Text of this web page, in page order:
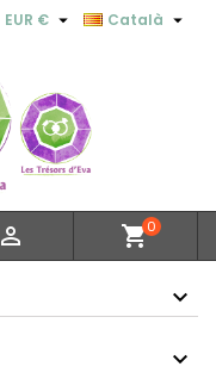
Català 
EUR € 
 shopping_cart0